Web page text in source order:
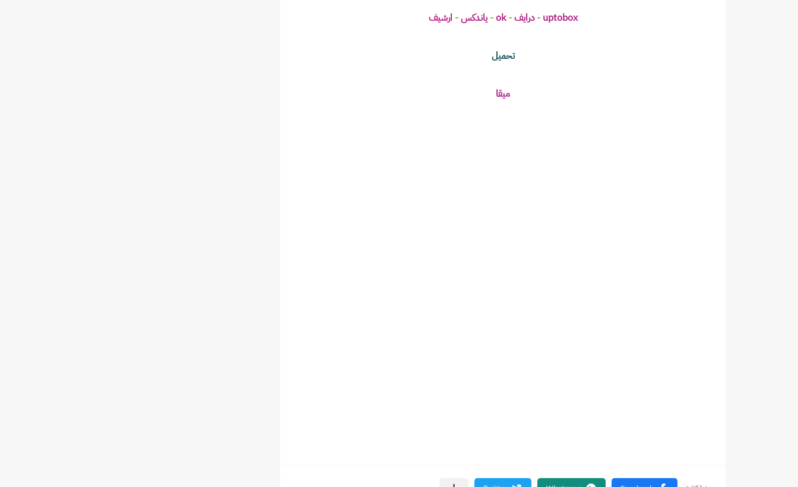
uptobox
- درايف -
ok
- ياندكس - ارشيف
تحميل
ميقا